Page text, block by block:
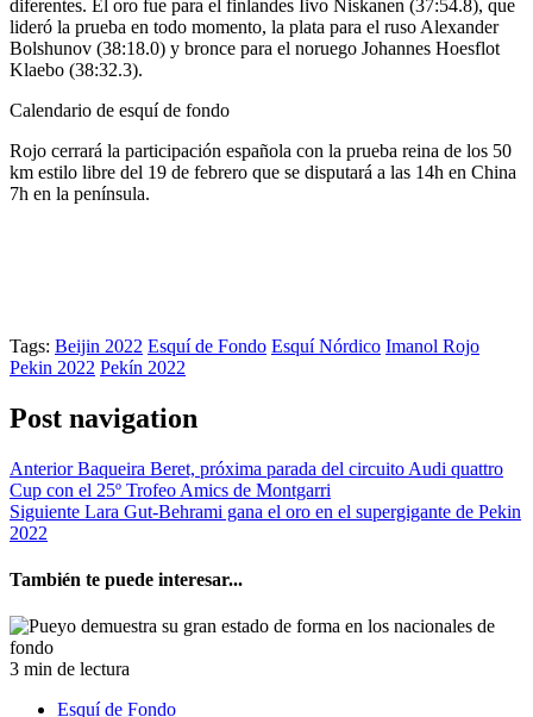
diferentes. El oro fue para el finlandes Iivo Niskanen (37:54.8), que
lideró la prueba en todo momento, la plata para el ruso Alexander
Bolshunov (38:18.0) y bronce para el noruego Johannes Hoesflot
Klaebo (38:32.3).
Calendario de esquí de fondo
Rojo cerrará la participación española con la prueba reina de los 50
km estilo libre del 19 de febrero que se disputará a las 14h en China
7h en la península.
Tags: Beijin 2022 Esquí de Fondo Esquí Nórdico Imanol Rojo
Pekin 2022 Pekín 2022
Post navigation
AnteriorBaqueira Beret, próxima parada del circuito Audi quattro
Cup con el 25º Trofeo Amics de Montgarri
Siguiente Lara Gut-Behrami gana el oro en el supergigante de Pekin
2022
También te puede interesar...
3 min de lectura
Esquí de Fondo